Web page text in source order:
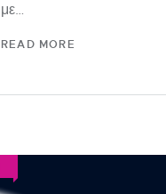
με…
READ MORE